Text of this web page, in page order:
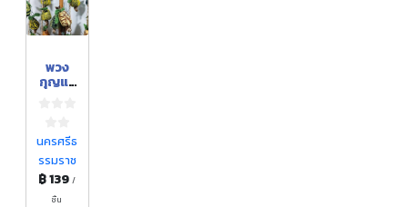
พวง
กุญแจ
นครศรีธ
รรมราช
฿ 139/
ชิ้น